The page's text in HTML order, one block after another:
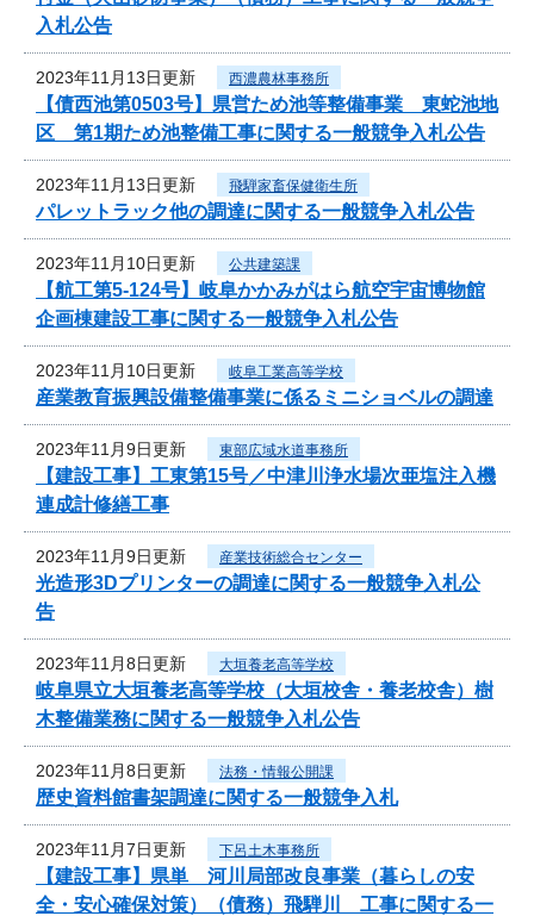
入札公告
2023年11月13日更新 西濃農林事務所
【債西池第0503号】県営ため池等整備事業 東蛇池地
区 第1期ため池整備工事に関する一般競争入札公告
2023年11月13日更新 飛騨家畜保健衛生所
パレットラック他の調達に関する一般競争入札公告
2023年11月10日更新 公共建築課
【航工第5-124号】岐阜かかみがはら航空宇宙博物館
企画棟建設工事に関する一般競争入札公告
2023年11月10日更新 岐阜工業高等学校
産業教育振興設備整備事業に係るミニショベルの調達
2023年11月9日更新 東部広域水道事務所
【建設工事】工東第15号／中津川浄水場次亜塩注入機
連成計修繕工事
2023年11月9日更新 産業技術総合センター
光造形3Dプリンターの調達に関する一般競争入札公
告
2023年11月8日更新 大垣養老高等学校
岐阜県立大垣養老高等学校（大垣校舎・養老校舎）樹
木整備業務に関する一般競争入札公告
2023年11月8日更新 法務・情報公開課
歴史資料館書架調達に関する一般競争入札
2023年11月7日更新 下呂土木事務所
【建設工事】県単 河川局部改良事業（暮らしの安
全・安心確保対策）（債務）飛騨川 工事に関する一